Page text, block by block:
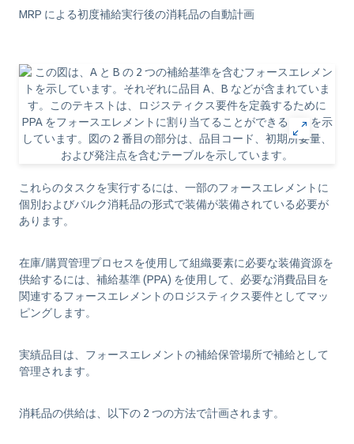
MRP による初度補給実行後の消耗品の自動計画
これらのタスクを実行するには、一部のフォースエレメントに
個別およびバルク消耗品の形式で装備が装備されている必要が
あります。
在庫/購買管理プロセスを使用して組織要素に必要な装備資源を
供給するには、補給基準 (PPA) を使用して、必要な消費品目を
関連するフォースエレメントのロジスティクス要件としてマッ
ピングします。
実績品目は、フォースエレメントの補給保管場所で補給として
管理されます。
消耗品の供給は、以下の 2 つの方法で計画されます。